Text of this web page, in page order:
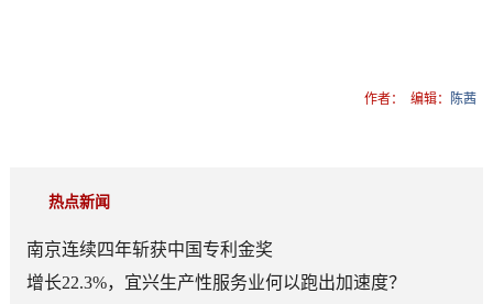
作者： 编辑： 陈茜
热点新闻
南京连续四年斩获中国专利金奖
增长22.3%，宜兴生产性服务业何以跑出加速度？